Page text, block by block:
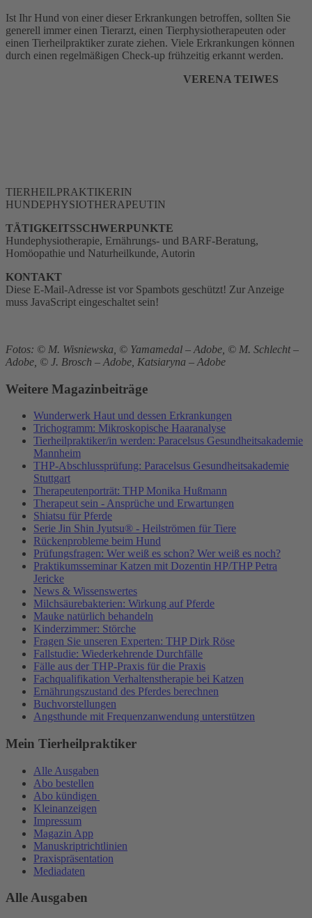
Ist Ihr Hund von einer dieser Erkrankungen betroffen, sollten Sie
generell immer einen Tierarzt, einen Tierphysiotherapeuten oder
einen Tierheilpraktiker zurate ziehen. Viele Erkrankungen können
durch einen regelmäßigen Check-up frühzeitig erkannt werden.
VERENA TEIWES
TIERHEILPRAKTIKERIN
HUNDEPHYSIOTHERAPEUTIN
TÄTIGKEITSSCHWERPUNKTE
Hundephysiotherapie, Ernährungs- und BARF-Beratung,
Homöopathie und Naturheilkunde, Autorin
KONTAKT
Diese E-Mail-Adresse ist vor Spambots geschützt! Zur Anzeige
muss JavaScript eingeschaltet sein!
Fotos: © M. Wisniewska, © Yamamedal – Adobe, © M. Schlecht –
Adobe, © J. Brosch – Adobe, Katsiaryna – Adobe
Weitere Magazinbeiträge
Wunderwerk Haut und dessen Erkrankungen
Trichogramm: Mikroskopische Haaranalyse
Tierheilpraktiker/in werden: Paracelsus Gesundheitsakademie
Mannheim
THP-Abschlussprüfung: Paracelsus Gesundheitsakademie
Stuttgart
Therapeutenporträt: THP Monika Hußmann
Therapeut sein - Ansprüche und Erwartungen
Shiatsu für Pferde
Serie Jin Shin Jyutsu® - Heilströmen für Tiere
Rückenprobleme beim Hund
Prüfungsfragen: Wer weiß es schon? Wer weiß es noch?
Praktikumsseminar Katzen mit Dozentin HP/THP Petra
Jericke
News & Wissenswertes
Milchsäurebakterien: Wirkung auf Pferde
Mauke natürlich behandeln
Kinderzimmer: Störche
Fragen Sie unseren Experten: THP Dirk Röse
Fallstudie: Wiederkehrende Durchfälle
Fälle aus der THP-Praxis für die Praxis
Fachqualifikation Verhaltenstherapie bei Katzen
Ernährungszustand des Pferdes berechnen
Buchvorstellungen
Angsthunde mit Frequenzanwendung unterstützen
Mein Tierheilpraktiker
Alle Ausgaben
Abo bestellen
Abo kündigen
Kleinanzeigen
Impressum
Magazin App
Manuskriptrichtlinien
Praxispräsentation
Mediadaten
Alle Ausgaben